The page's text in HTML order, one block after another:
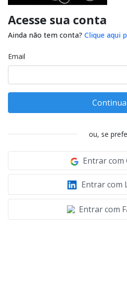
Acesse sua conta
Ainda não tem conta? Clique aqui
Email
ou, se
Entrar com
Entrar com
Entrar com